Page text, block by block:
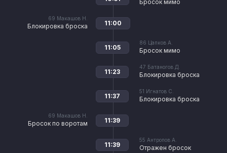
Бросок мимо
69 Макашов Н.
Блокировка броска 11:00
86 Цапков А.
Бросок мимо
11:05
47 Батаногов Д.
Блокировка броска
11:23
51 Игнатов С.
Блокировка броска
11:37
69 Макашов Н.
Бросок по воротам 11:39
55 Антропов А.
Отражен бросок
11:39